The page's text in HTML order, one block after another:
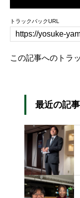
トラックバックURL
この記事へのトラ
最近の記事